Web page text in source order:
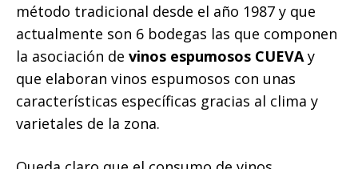
método tradicional desde el año 1987 y que
actualmente son 6 bodegas las que componen
la asociación de vinos espumosos CUEVA y
que elaboran vinos espumosos con unas
características específicas gracias al clima y
varietales de la zona.